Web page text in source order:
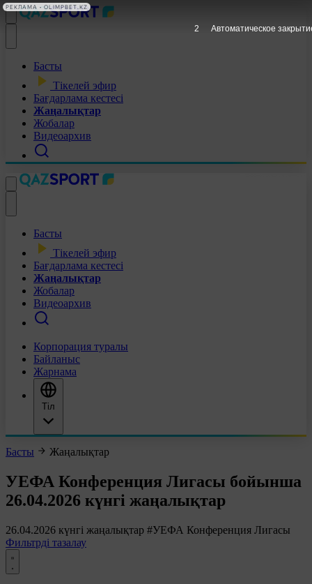
Басты
Тікелей эфир
Бағдарлама кестесі
Жаңалықтар
Жобалар
Видеоархив
Басты
Тікелей эфир
Бағдарлама кестесі
Жаңалықтар
Жобалар
Видеоархив
Корпорация туралы
Байланыс
Жарнама
Тіл
Басты Жаңалықтар
УЕФА Конференция Лигасы бойынша
26.04.2026 күнгі жаңалықтар
26.04.2026 күнгі жаңалықтар #УЕФА Конференция Лигасы
Фильтрді тазалау
1 Автоматическое
РЕКЛАМА • OLIMPBET.KZ